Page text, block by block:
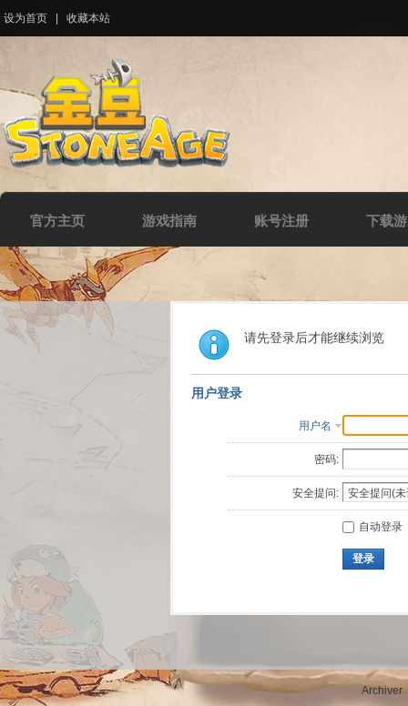
设为首页 收藏本站
官方主页 游戏指南 账号注册 下载
请先登录后才能继续浏览
用户登录
用户名
密码:
安全提问:
自动登录
登录
Archiver